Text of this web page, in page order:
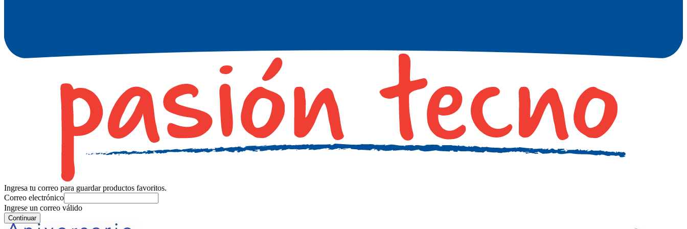
Ingresa tu correo para guardar productos favoritos.
Correo electrónico
Ingrese un correo válido
Continuar